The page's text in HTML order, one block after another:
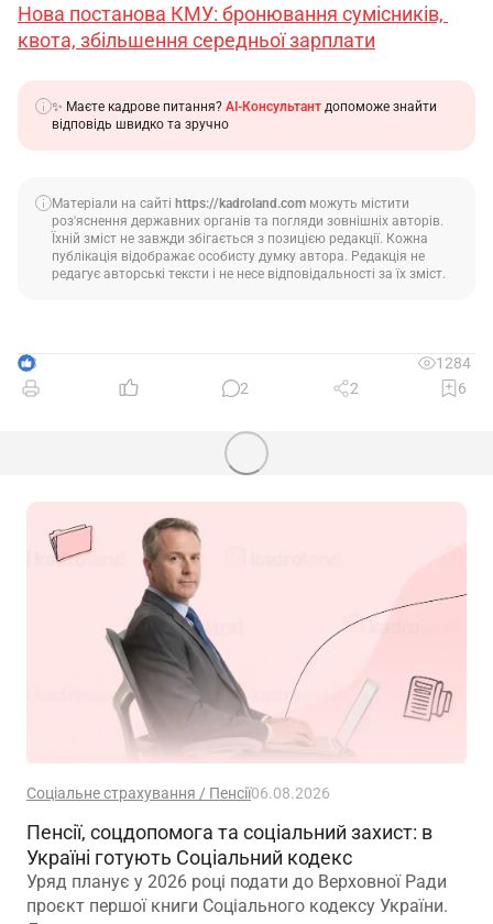
Нова постанова КМУ: бронювання сумісників,
квота, збільшення середньої зарплати
✨ Маєте кадрове питання? AI-Консультант допоможе знайти
відповідь швидко та зручно
Матеріали на сайті https://kadroland.com можуть містити
роз'яснення державних органів та погляди зовнішніх авторів.
Їхній зміст не завжди збігається з позицією редакції. Кожна
публікація відображає особисту думку автора. Редакція не
редагує авторські тексти і не несе відповідальності за їх зміст.
3
1284
2
2 6
Соціальне страхування / Пенсії06.08.2026
Пенсії, соцдопомога та соціальний захист: в
Україні готують Соціальний кодекс
Уряд планує у 2026 році подати до Верховної Ради
проєкт першої книги Соціального кодексу України.